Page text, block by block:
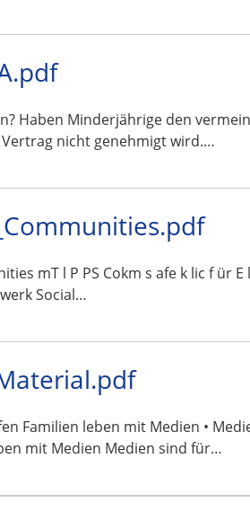
Haben Minderjährige den
nicht genehmigt wird.…
mT l P PS Cokm s afe k lic f
Social…
Familien leben mit Medien •
mit Medien Medien sind für…